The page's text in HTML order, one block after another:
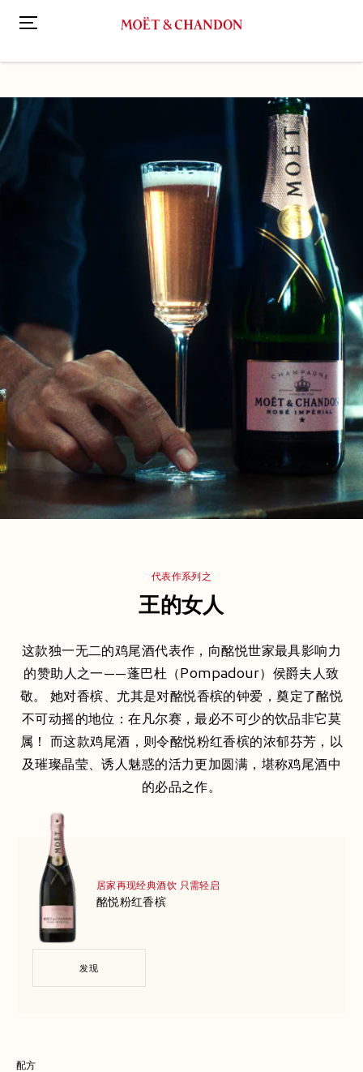
主
内
容
发现各式酩悦香槟鸡尾酒 王的女人
代表作系列之
王的女人
这款独一无二的鸡尾酒代表作，向酩悦世家最具影响力
的赞助人之一——蓬巴杜（Pompadour）侯爵夫人致
敬。 她对香槟、尤其是对酩悦香槟的钟爱，奠定了酩悦
不可动摇的地位：在凡尔赛，最必不可少的饮品非它莫
属！ 而这款鸡尾酒，则令酩悦粉红香槟的浓郁芬芳，以
及璀璨晶莹、诱人魅惑的活力更加圆满，堪称鸡尾酒中
的必品之作。
居家再现经典酒饮 只需轻启
酩悦粉红香槟
发现
配方